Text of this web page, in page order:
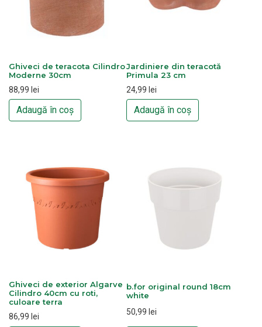
Ghiveci de teracota Cilindro
Moderne 30cm
88,99 lei
Adaugă în coș
Jardiniere din teracotă
Primula 23 cm
24,99 lei
Adaugă în coș
Ghiveci de exterior Algarve
Cilindro 40cm cu roti,
culoare terra
86,99 lei
b.for original round 18cm
white
50,99 lei